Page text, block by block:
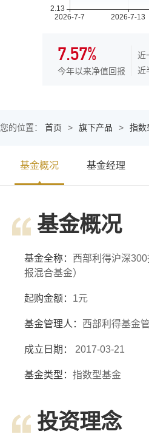
7.57%
今年以来净值回报
近
近
您的位置： 首页 > 旗下产品 > 指数
基金概况 基金经理
基金概况
基金全称： 西部利得沪深
报混合基金）
起购金额： 1元
基金管理人： 西部利得基金
成立日期： 2017-03-21
基金类型： 指数型基金
投资理念